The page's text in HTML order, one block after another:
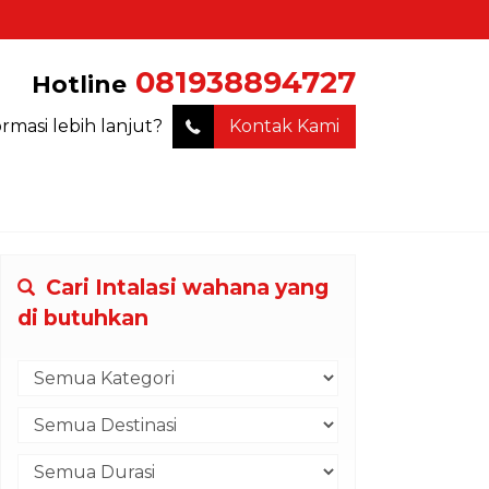
Hotline 081938894727
lebih lanjut? Kontak Kami
Cari Intalasi wahana yang
di butuhkan